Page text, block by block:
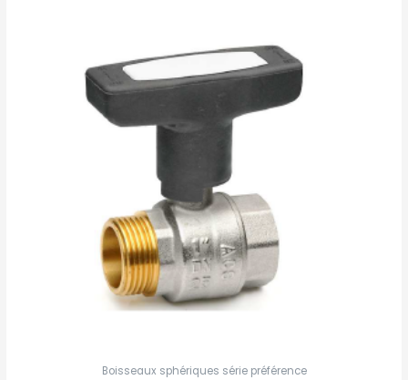
Boisseaux sphériques série préférence